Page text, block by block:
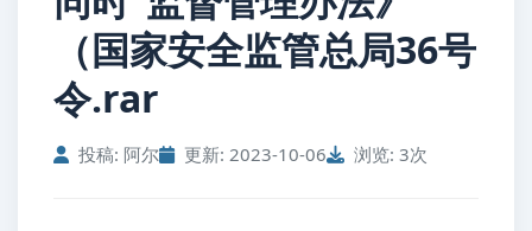
（国家安全监管总局36号
令.rar
投稿: 阿尔 更新: 2023-10-06 浏览: 3次